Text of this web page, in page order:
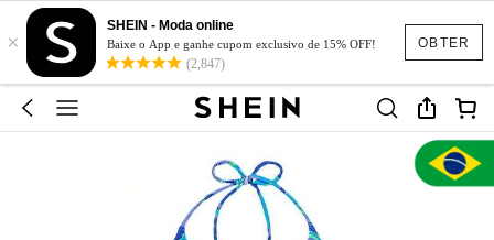
OBTER
×
SHEIN - Moda online
Baixe o App e ganhe cupom exclusivo de 15% OFF!
(2,847)